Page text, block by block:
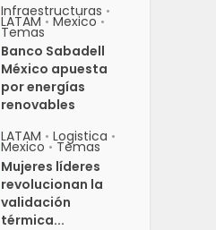
Infraestructuras •
LATAM • Mexico •
Temas
Banco Sabadell
México apuesta
por energías
renovables
LATAM • Logistica •
Mexico • Temas
Mujeres líderes
revolucionan la
validación
térmica...